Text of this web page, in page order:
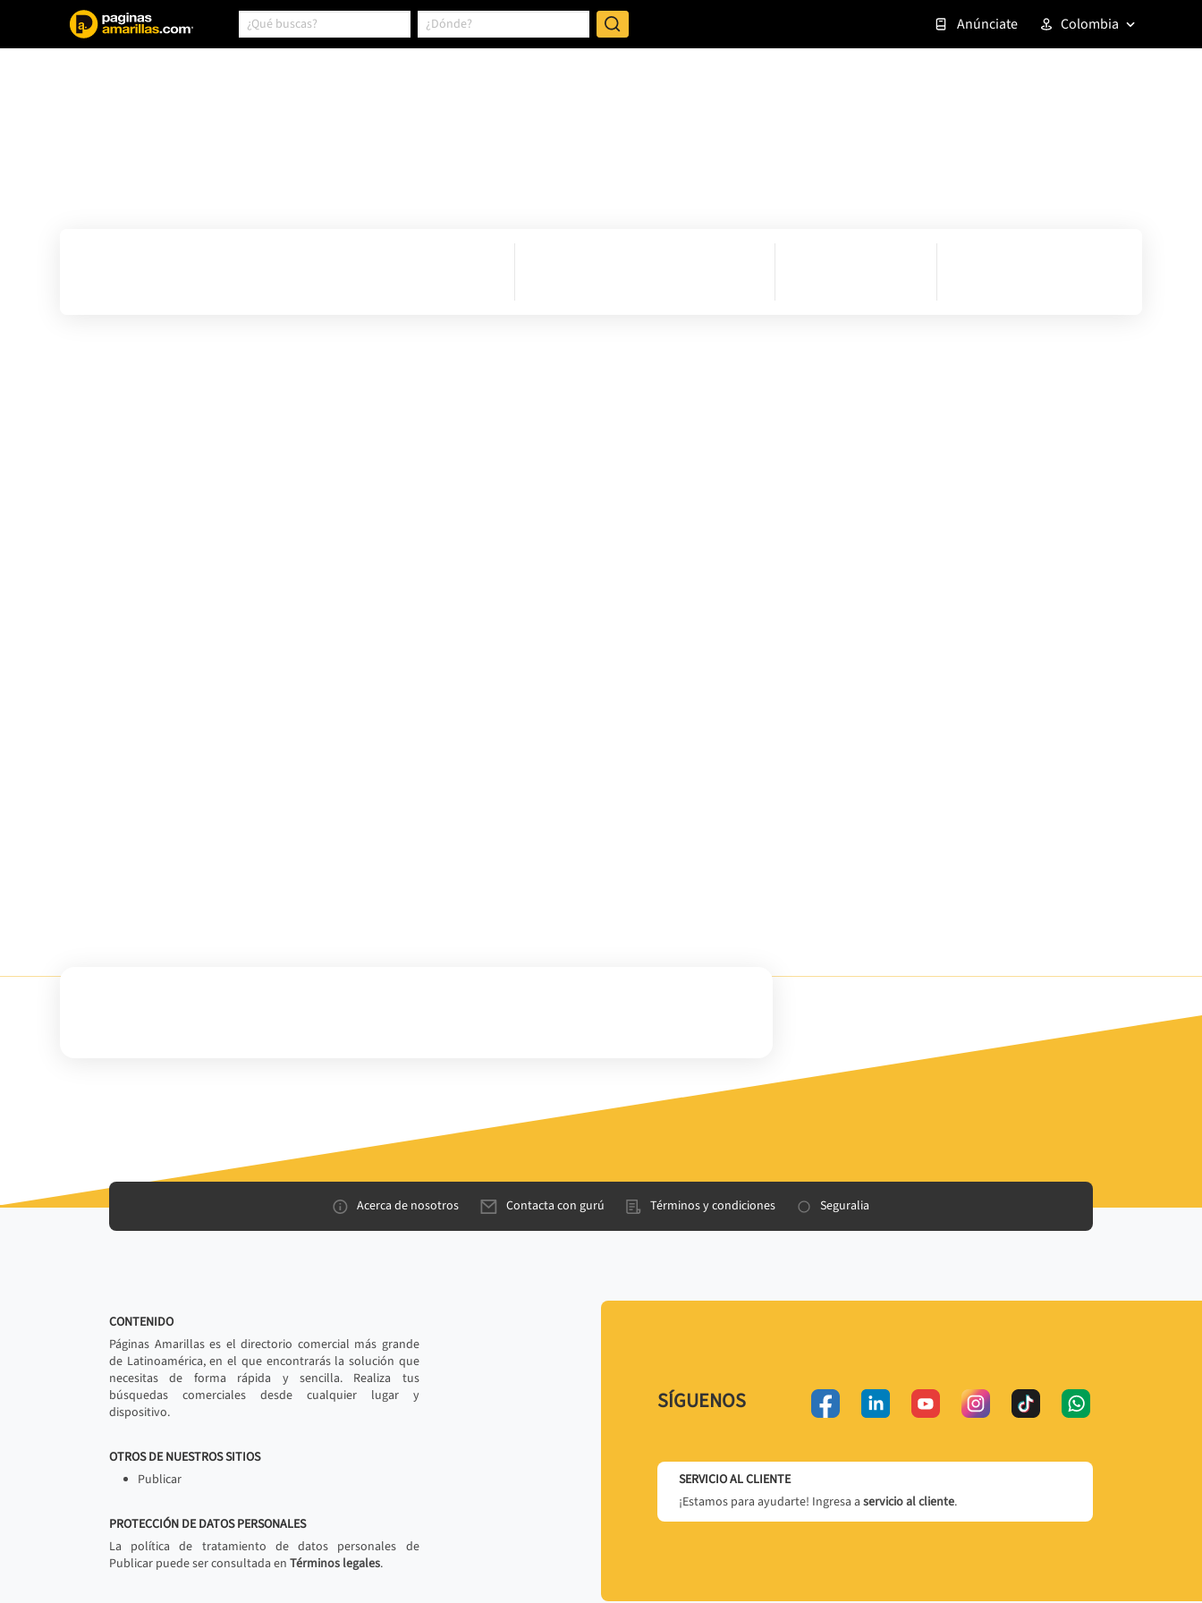
Anúnciate Colombia
Acerca de nosotros Contacta con gurú Términos y condiciones Seguralia
CONTENIDO
Páginas Amarillas es el directorio comercial más grande
de Latinoamérica, en el que encontrarás la solución que
necesitas de forma rápida y sencilla. Realiza tus
búsquedas comerciales desde cualquier lugar y
dispositivo.
OTROS DE NUESTROS SITIOS
Publicar
PROTECCIÓN DE DATOS PERSONALES
La política de tratamiento de datos personales de
Publicar puede ser consultada en Términos legales.
SÍGUENOS
SERVICIO AL CLIENTE
¡Estamos para ayudarte! Ingresa a servicio al cliente.